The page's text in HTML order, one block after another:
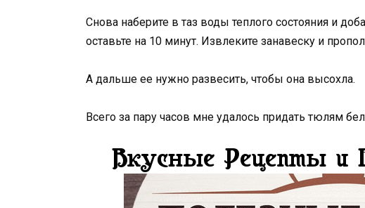
Снова наберите в таз воды теплого состояния и
оставьте на 10 минут. Извлеките занавеску и
А дальше ее нужно развесить, чтобы она высохла.
Всего за пару часов мне удалось придать тюлям